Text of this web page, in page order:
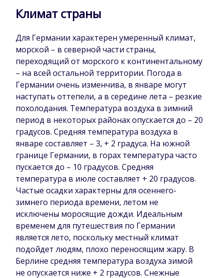
Климат страны
Для Германии характерен умеренный климат,
морской – в северной части страны,
переходящий от морского к континентальному
– на всей остальной территории. Погода в
Германии очень изменчива, в январе могут
наступать оттепели, а в середине лета – резкие
похолодания. Температура воздуха в зимний
период в некоторых районах опускается до – 20
градусов. Средняя температура воздуха в
январе составляет – 3, + 2 градуса. На южной
границе Германии, в горах температура часто
пускается до – 10 градусов. Средняя
температура в июле составляет + 20 градусов.
Частые осадки характерны для осеннего-
зимнего периода времени, летом не
исключены моросящие дожди. Идеальным
временем для путешествия по Германии
является лето, поскольку местный климат
подойдет людям, плохо переносящим жару. В
Берлине средняя температура воздуха зимой
не опускается ниже + 2 градусов. Снежные